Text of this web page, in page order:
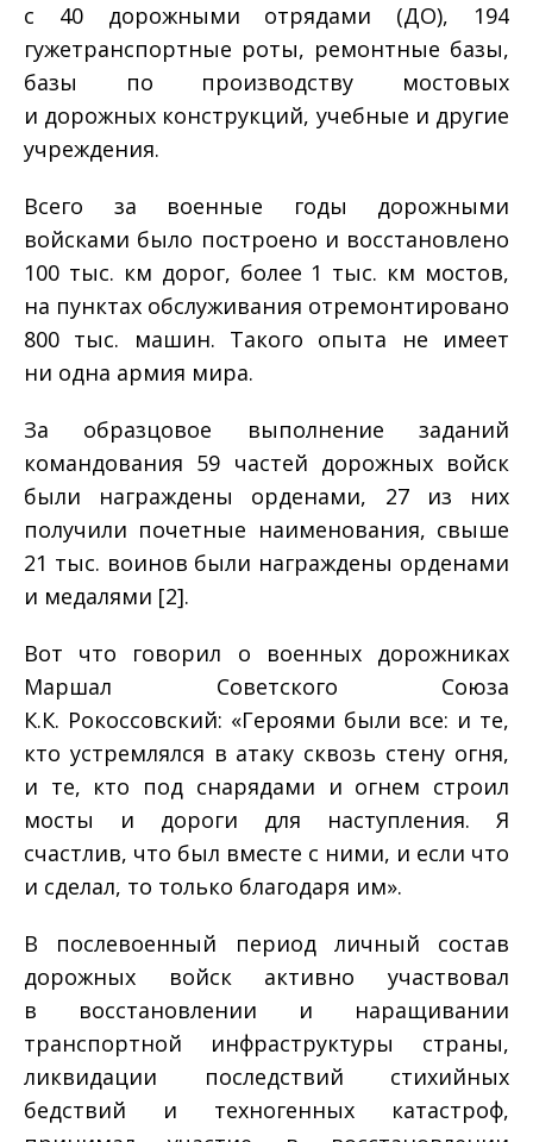
с 40 дорожными отрядами (ДО), 194
гужетранспортные роты, ремонтные базы,
базы по производству мостовых
и дорожных конструкций, учебные и другие
учреждения.
Всего за военные годы дорожными
войсками было построено и восстановлено
100 тыс. км дорог, более 1 тыс. км мостов,
на пунктах обслуживания отремонтировано
800 тыс. машин. Такого опыта не имеет
ни одна армия мира.
За образцовое выполнение заданий
командования 59 частей дорожных войск
были награждены орденами, 27 из них
получили почетные наименования, свыше
21 тыс. воинов были награждены орденами
и медалями [2].
Вот что говорил о военных дорожниках
Маршал Советского Союза
К.К. Рокоссовский: «Героями были все: и те,
кто устремлялся в атаку сквозь стену огня,
и те, кто под снарядами и огнем строил
мосты и дороги для наступления. Я
счастлив, что был вместе с ними, и если что
и сделал, то только благодаря им».
В послевоенный период личный состав
дорожных войск активно участвовал
в восстановлении и наращивании
транспортной инфраструктуры страны,
ликвидации последствий стихийных
бедствий и техногенных катастроф,